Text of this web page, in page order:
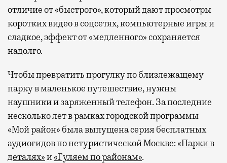
отличие от «быстрого», который дают просмотры
коротких видео в соцсетях, компьютерные игры и
сладкое, эффект от «медленного» сохраняется
надолго.
Чтобы превратить прогулку по близлежащему
парку в маленькое путешествие, нужны
наушники и заряженный телефон. За последние
несколько лет в рамках городской программы
«Мой район» была выпущена серия бесплатных
аудиогидовпо нетуристической Москве:«Парки в
деталях»и«Гуляем по районам».